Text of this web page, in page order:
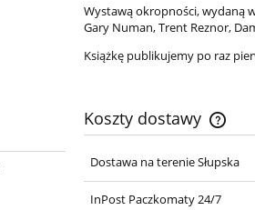
Wystawą okropności, wydaną
Gary Numan, Trent Reznor,
Książkę publikujemy po raz
Koszty dostawy
Dostawa na terenie Słupska
InPost Paczkomaty 24/7